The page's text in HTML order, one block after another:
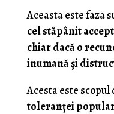
Aceasta este faza
cel stăpânit
chiar dacă o
inumană și
Acesta este
toleranței